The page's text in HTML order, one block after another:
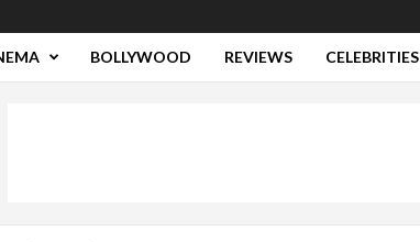
BOLLYWOOD REVIEWS CELEBRITIES